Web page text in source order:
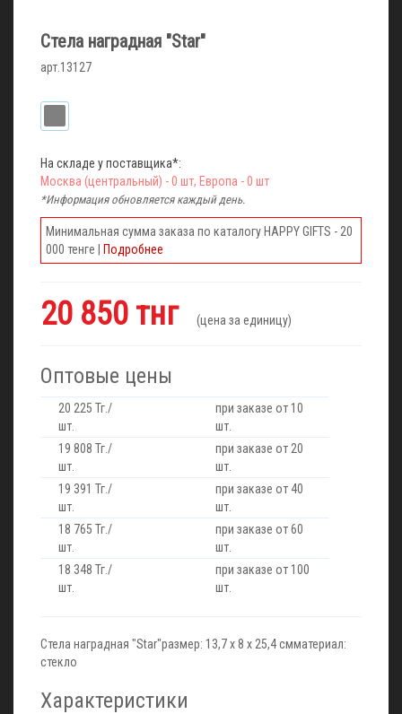
Стела наградная "Star"
арт.13127
На складе у поставщика*:
Москва (центральный) - 0 шт, Европа - 0 шт
*Информация обновляется каждый день.
Минимальная сумма заказа по каталогу HAPPY GIFTS - 20
000 тенге |
Подробнее
20 850 тнг (цена за единицу)
Оптовые цены
20 225 Тг./
шт.
при заказе от 10
шт.
19 808 Тг./
шт.
при заказе от 20
шт.
19 391 Тг./
шт.
при заказе от 40
шт.
18 765 Тг./
шт.
при заказе от 60
шт.
18 348 Тг./
шт.
при заказе от 100
шт.
Стела наградная "Star"размер: 13,7 х 8 х 25,4 смматериал:
стекло
Характеристики